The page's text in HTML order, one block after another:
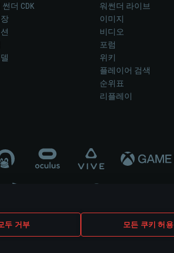
두 거부 모든 쿠키 허용
썬더 CDK
워썬더 라이브
이미지
비디오
포럼
위키
플레이어 검색
순위표
리플레이
또는 홍보에 참여하지 않습니다..